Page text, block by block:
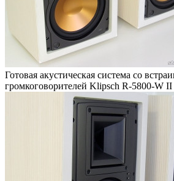
Готовая акустическая система со
громкоговорителей Klipsch R-5800-W II